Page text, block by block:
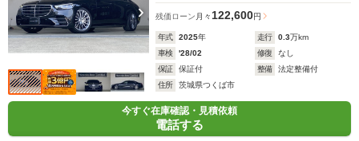
残価ローン 月々 122,600円
年式 2025年 走行 0.3万km
車検
'28/02 修復
なし
保証
保証付 整備
法定整備付
住所
茨城県つくば市
今すぐ在庫確認・見積依頼
電話する